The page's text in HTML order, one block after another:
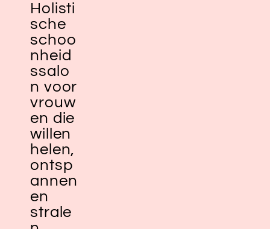
Holisti
sche
schoo
nheid
ssalo
n voor
vrouw
en die
willen
helen,
ontsp
annen
en
strale